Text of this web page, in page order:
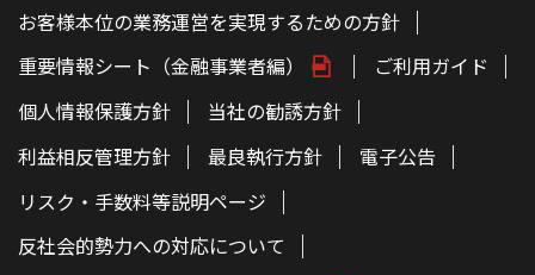
お客様本位の業務運営を実現するための方針
重要情報シート（金融事業者編）
ご利用ガイド
個人情報保護方針
当社の勧誘方針
利益相反管理方針
最良執行方針
電子公告
リスク・手数料等説明ページ
反社会的勢力への対応について